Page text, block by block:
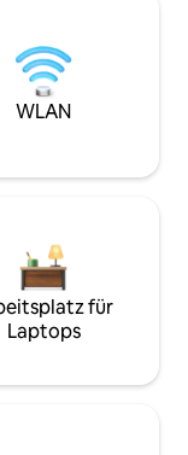
WLAN
für
Laptops